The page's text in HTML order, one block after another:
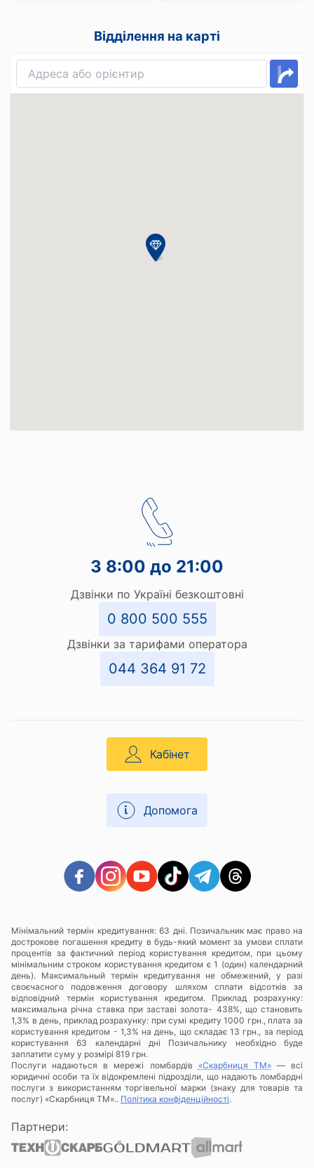
Відділення на карті
З 8:00 до 21:00
Дзвінки по Україні безкоштовні
0 800 500 555
Дзвінки за тарифами оператора
044 364 91 72
Кабінет
Допомога
Мінімальний термін кредитування: 63 дні. Позичальник має право на
дострокове погашення кредиту в будь-який момент за умови сплати
процентів за фактичний період користування кредитом, при цьому
мінімальним строком користування кредитом є 1 (один) календарний
день). Максимальный термін кредитування не обмежений, у разі
своєчасного подовження договору шляхом сплати відсотків за
відповідний термін користування кредитом. Приклад розрахунку:
максимальна річна ставка при заставі золота- 438%, що становить
1,3% в день, приклад розрахунку: при сумі кредиту 1000 грн., плата за
користування кредитом - 1,3% на день, що складає 13 грн., за період
користування 63 календарні дні Позичальнику необхідно буде
заплатити суму у розмірі 819 грн.
Послуги надаються в мережі ломбардів «Скарбниця ТМ»— всі
юридичні особи та їх відокремлені підрозділи, що надають ломбардні
послуги з використанням торгівельної марки (знаку для товарів та
послуг) «Скарбниця ТМ».. Політика конфіденційності.
Партнери: